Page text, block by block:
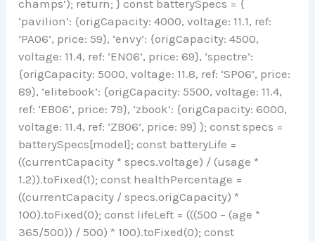
champs’); return; } const batterySpecs = {
‘pavilion’: {origCapacity: 4000, voltage: 11.1, ref:
‘PA06’, price: 59}, ‘envy’: {origCapacity: 4500,
voltage: 11.4, ref: ‘EN06’, price: 69}, ‘spectre’:
{origCapacity: 5000, voltage: 11.8, ref: ‘SP06’, price:
89}, ‘elitebook’: {origCapacity: 5500, voltage: 11.4,
ref: ‘EB06’, price: 79}, ‘zbook’: {origCapacity: 6000,
voltage: 11.4, ref: ‘ZB06’, price: 99} }; const specs =
batterySpecs[model]; const batteryLife =
((currentCapacity * specs.voltage) / (usage *
1.2)).toFixed(1); const healthPercentage =
((currentCapacity / specs.origCapacity) *
100).toFixed(0); const lifeLeft = (((500 – (age *
365/500)) / 500) * 100).toFixed(0); const